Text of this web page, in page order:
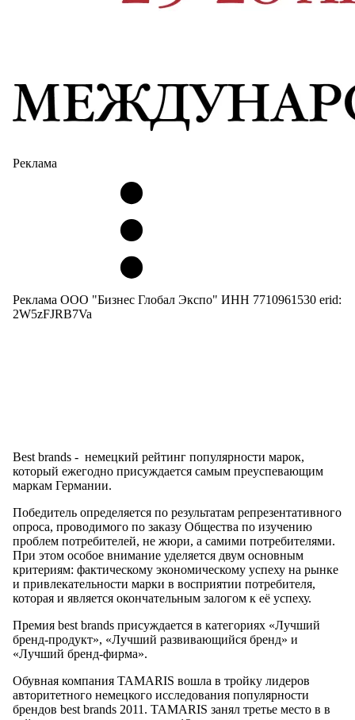
Реклама
Реклама ООО "Бизнес Глобал Экспо" ИНН 7710961530 erid:
2W5zFJRB7Va
Best brands - немецкий рейтинг популярности марок,
который ежегодно присуждается самым преуспевающим
маркам Германии.
Победитель определяется по результатам репрезентативного
опроса, проводимого по заказу Общества по изучению
проблем потребителей, не жюри, а самими потребителями.
При этом особое внимание уделяется двум основным
критериям: фактическому экономическому успеху на рынке
и привлекательности марки в восприятии потребителя,
которая и является окончательным залогом к её успеху.
Премия best brands присуждается в категориях «Лучший
бренд-продукт», «Лучший развивающийся бренд» и
«Лучший бренд-фирма».
Обувная компания TAMARIS вошла в тройку лидеров
авторитетного немецкого исследования популярности
брендов best brands 2011. TAMARIS занял третье место в в